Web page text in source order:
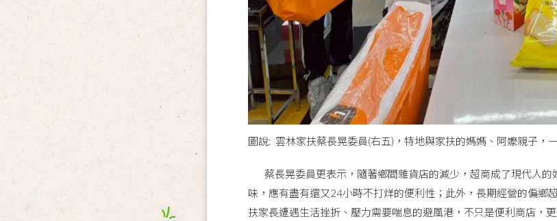
圖說: 雲林家扶蔡長晃委員(右五)，特地與家扶的媽媽、阿嬤親子，
蔡長晃委員更表示，隨著鄉間雜貨店的減少，超商成了現代人的
味，應有盡有還又24小時不打烊的便利性；此外，長期經營的偏鄉
扶家長遭遇生活挫折、壓力需要喘息的避風港，不只是便利商店，